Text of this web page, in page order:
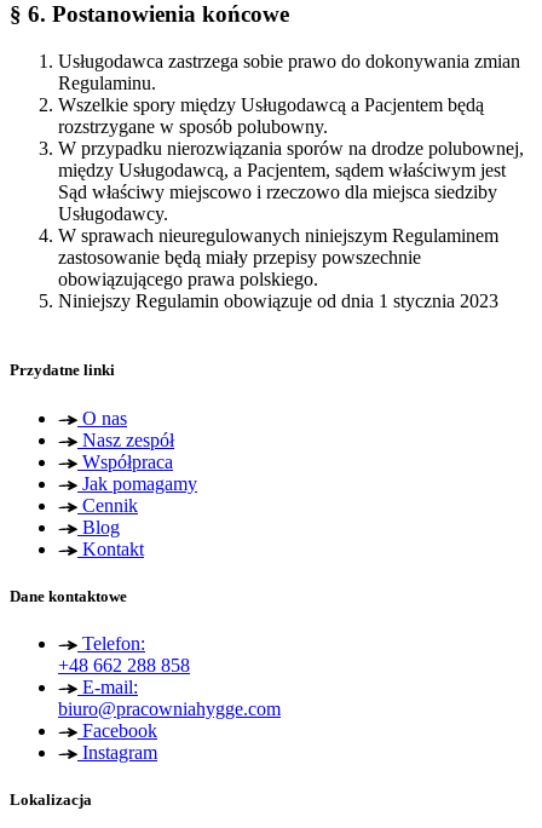
§ 6. Postanowienia końcowe
Usługodawca zastrzega sobie prawo do dokonywania zmian
Regulaminu.
Wszelkie spory między Usługodawcą a Pacjentem będą
rozstrzygane w sposób polubowny.
W przypadku nierozwiązania sporów na drodze polubownej,
między Usługodawcą, a Pacjentem, sądem właściwym jest
Sąd właściwy miejscowo i rzeczowo dla miejsca siedziby
Usługodawcy.
W sprawach nieuregulowanych niniejszym Regulaminem
zastosowanie będą miały przepisy powszechnie
obowiązującego prawa polskiego.
Niniejszy Regulamin obowiązuje od dnia 1 stycznia 2023
Przydatne linki
O nas
Nasz zespół
Współpraca
Jak pomagamy
Cennik
Blog
Kontakt
Dane kontaktowe
Telefon:
+48 662 288 858
E-mail:
biuro@pracowniahygge.com
Facebook
Instagram
Lokalizacja